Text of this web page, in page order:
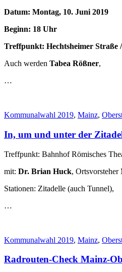
Datum: Montag, 10. Juni 2019
Beginn: 18 Uhr
Treffpunkt: Hechtsheimer Straße
Auch werden Tabea Rößner,
…
Kommunalwahl 2019, Mainz,
In, um und unter der
Treffpunkt: Bahnhof Römisches
mit: Dr. Brian Huck,
Stationen: Zitadelle (auch Tunnel),
…
Kommunalwahl 2019, Mainz,
Radrouten-Check Mainz-